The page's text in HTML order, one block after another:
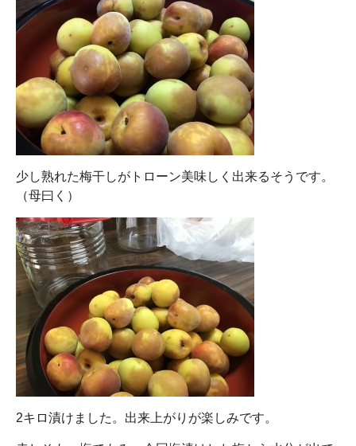
少し熟れた梅干しがトローン美味しく出来るそうです。
（母曰く）
2キロ漬けました。出来上がりが楽しみです。